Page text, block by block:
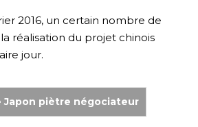
2016, un certain nombre de
réalisation du projet chinois
jour.
Japon piètre négociateur